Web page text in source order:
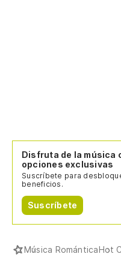
Disfruta de la música
opciones exclusivas
Suscríbete para
beneficios.
Suscríbete
Música RománticaHot